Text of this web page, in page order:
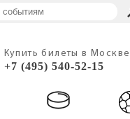
Купить билеты в Москве
+7 (495) 540-52-15